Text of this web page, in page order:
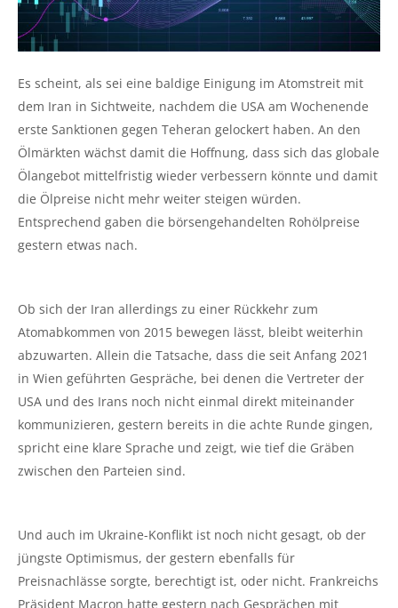
Es scheint, als sei eine baldige Einigung im Atomstreit mit
dem Iran in Sichtweite, nachdem die USA am Wochenende
erste Sanktionen gegen Teheran gelockert haben. An den
Ölmärkten wächst damit die Hoffnung, dass sich das globale
Ölangebot mittelfristig wieder verbessern könnte und damit
die Ölpreise nicht mehr weiter steigen würden.
Entsprechend gaben die börsengehandelten Rohölpreise
gestern etwas nach.
Ob sich der Iran allerdings zu einer Rückkehr zum
Atomabkommen von 2015 bewegen lässt, bleibt weiterhin
abzuwarten. Allein die Tatsache, dass die seit Anfang 2021
in Wien geführten Gespräche, bei denen die Vertreter der
USA und des Irans noch nicht einmal direkt miteinander
kommunizieren, gestern bereits in die achte Runde gingen,
spricht eine klare Sprache und zeigt, wie tief die Gräben
zwischen den Parteien sind.
Und auch im Ukraine-Konflikt ist noch nicht gesagt, ob der
jüngste Optimismus, der gestern ebenfalls für
Preisnachlässe sorgte, berechtigt ist, oder nicht. Frankreichs
Präsident Macron hatte gestern nach Gesprächen mit